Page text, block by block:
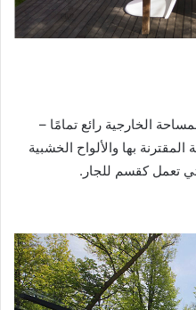
الخارجية رائع تمامًا –
بها والألواح الخشبية
تعمل كقسم للجار.